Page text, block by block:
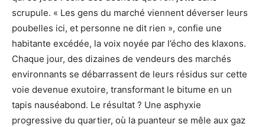
scrupule. « Les gens du marché viennent déverser leurs
poubelles ici, et personne ne dit rien », confie une
habitante excédée, la voix noyée par l’écho des klaxons.
Chaque jour, des dizaines de vendeurs des marchés
environnants se débarrassent de leurs résidus sur cette
voie devenue exutoire, transformant le bitume en un
tapis nauséabond. Le résultat ? Une asphyxie
progressive du quartier, où la puanteur se mêle aux gaz